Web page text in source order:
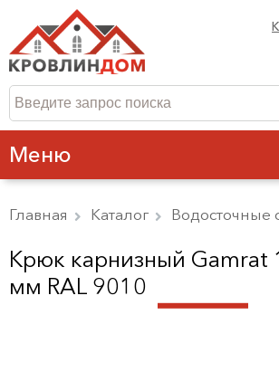
Меню
Главная Каталог Водосточные
Крюк карнизный Gamrat
мм RAL 9010